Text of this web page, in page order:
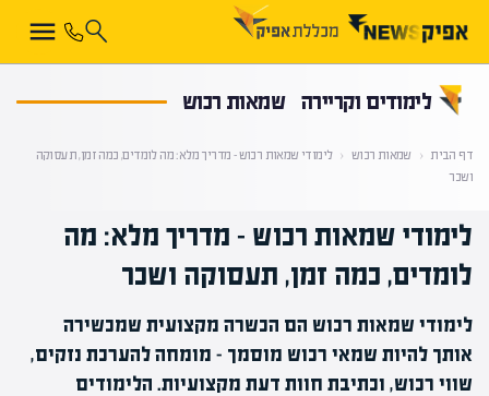
לימודים וקריירה שמאות רכוש
דף הבית ‹ שמאות רכוש ‹ לימודי שמאות רכוש – מדריך מלא: מה לומדים, כמה זמן, תעסוקה
ושכר
לימודי שמאות רכוש – מדריך מלא: מה
לומדים, כמה זמן, תעסוקה ושכר
לימודי שמאות רכוש הם הכשרה מקצועית שמכשירה
אותך להיות שמאי רכוש מוסמך – מומחה להערכת נזקים,
שווי רכוש, וכתיבת חוות דעת מקצועיות. הלימודים